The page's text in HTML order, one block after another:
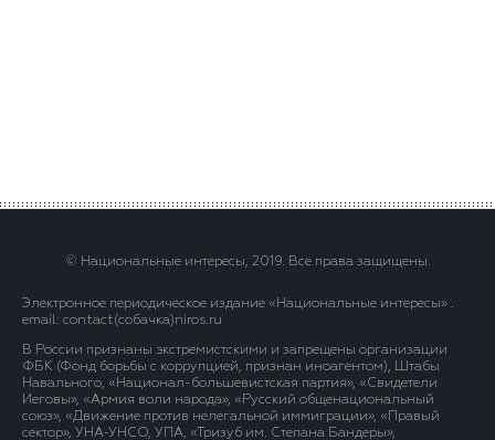
© Национальные интересы, 2019. Все права защищены.
Электронное периодическое издание «Национальные интересы» .
email: contact(сoбaчка)niros.ru
В России признаны экстремистскими и запрещены организации
ФБК (Фонд борьбы с коррупцией, признан иноагентом), Штабы
Навального, «Национал-большевистская партия», «Свидетели
Иеговы», «Армия воли народа», «Русский общенациональный
союз», «Движение против нелегальной иммиграции», «Правый
сектор», УНА-УНСО, УПА, «Тризуб им. Степана Бандеры»,